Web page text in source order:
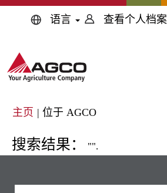
语言 查看个人档案
主页 | 位于 AGCO（当
面）
搜索结果： "".